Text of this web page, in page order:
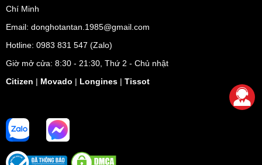
Chí Minh
Email: donghotantan.1985@gmail.com
Hotline: 0983 831 547 (Zalo)
Giờ mở cửa: 8:30 - 21:30, Thứ 2 - Chủ nhật
Citizen | Movado | Longines | Tissot